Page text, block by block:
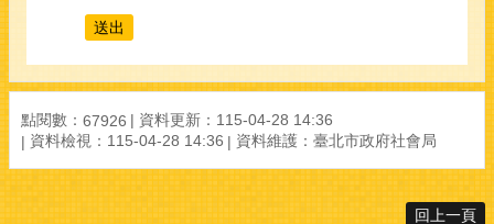
點閱數： 67926 資料更新： 115-04-28 14:36
資料檢視： 115-04-28 14:36 資料維護： 臺北市政府社會局
回上一頁